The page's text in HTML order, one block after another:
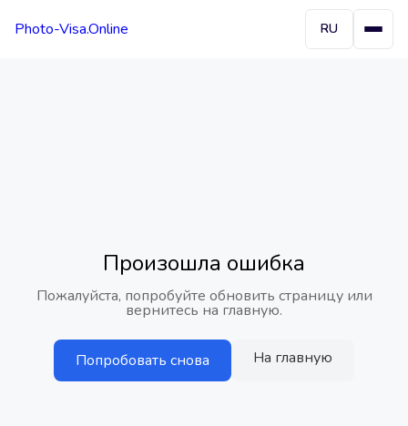
Photo-Visa.Online RU
Произошла ошибка
Пожалуйста, попробуйте обновить страницу или
вернитесь на главную.
Попробовать снова На главную